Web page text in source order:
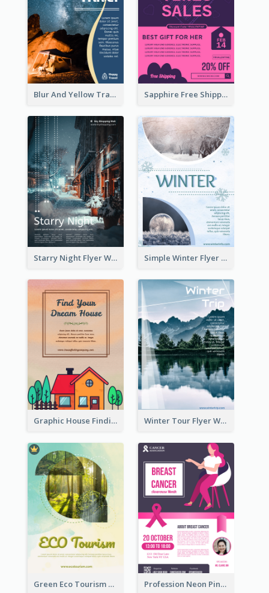
Blur And Yellow Travelling Flyer Decorated With Photo Sapphire Free Shipping Flyer Design Ideas
Starry Night Flyer With Street View Simple Winter Flyer With Snow Decorations
Graphic House Finding Flyer In Warm Colour Tone Winter Tour Flyer With Photo Of Snow Mountain
Green Eco Tourism Flyer With Photos Of Forest Profession Neon Pink Flyer Ribbon Design Template